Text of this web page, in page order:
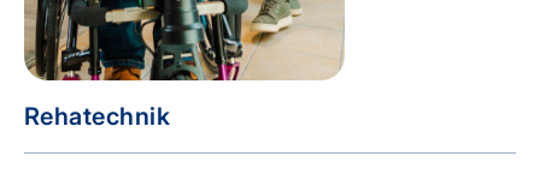
Rehatechnik